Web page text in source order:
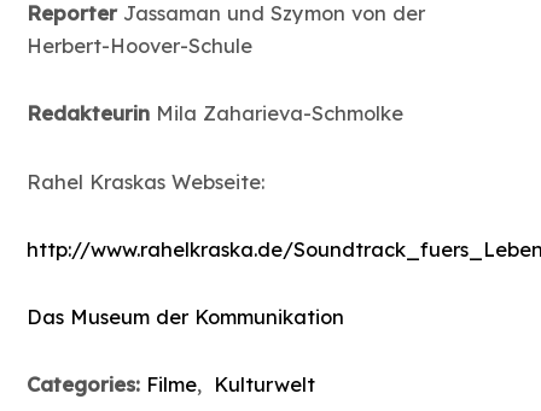
ReporterJassaman und Szymon von der
Herbert-Hoover-Schule
Redakteurin Mila Zaharieva-Schmolke
Rahel Kraskas Webseite:
http://www.rahelkraska.de/
Das Museum der Kommunikation
Categories: Filme, Kulturwelt